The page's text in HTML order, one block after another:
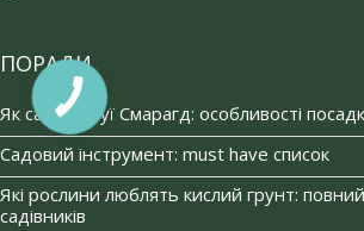
ПОРАДИ
Як садити туї Смарагд: особливості
Садовий інструмент: must have список
Які рослини люблять кислий грунт:
садівників